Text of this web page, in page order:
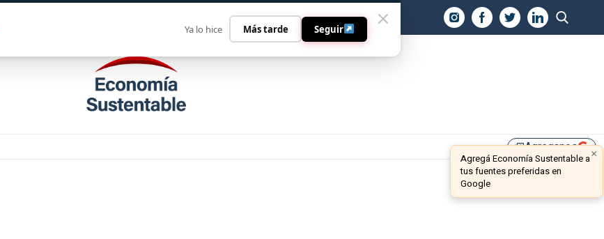
CONTACTO
library_addAgreganos ×
Agregá Economía Sustentable a
tus fuentes preferidas en
Google
Ya lo hice Más tarde Seguir